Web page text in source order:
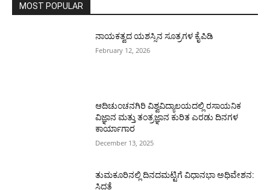
MOST POPULAR
ನಾಯಕತ್ವದ ಯಶಸ್ಸಿನ ಸೂತ್ರಗಳ ಕೈಪಿಡಿ
February 12, 2026
ಆದಿಚುಂಚನಗಿರಿ ವಿಶ್ವವಿದ್ಯಾಲಯದಲ್ಲಿ ರಸಾಯನಿಕ
ವಿಜ್ಞಾನ ಮತ್ತು ತಂತ್ರಜ್ಞಾನ ಕುರಿತ ಎರಡು ದಿನಗಳ
ಕಾರ್ಯಾಗಾರ
December 13, 2025
ತುಮಕೂರಿನಲ್ಲಿ ದಿನದಮಟ್ಟಿಗೆ ವಿಧಾನಭಾ ಅಧಿವೇಶನ:
ಸಿದ್ಧತೆ